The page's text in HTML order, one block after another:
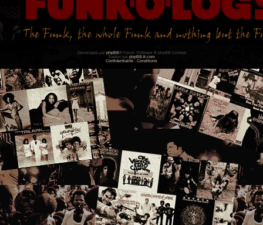
Développé par phpBB® Forum Software © phpBB Limited
Traduit par phpBB-fr.com
Confidentialité
Conditions